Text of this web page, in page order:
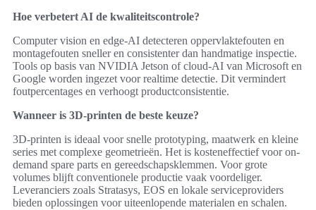
Hoe verbetert AI de kwaliteitscontrole?
Computer vision en edge-AI detecteren oppervlaktefouten en
montagefouten sneller en consistenter dan handmatige inspectie.
Tools op basis van NVIDIA Jetson of cloud-AI van Microsoft en
Google worden ingezet voor realtime detectie. Dit vermindert
foutpercentages en verhoogt productconsistentie.
Wanneer is 3D-printen de beste keuze?
3D-printen is ideaal voor snelle prototyping, maatwerk en kleine
series met complexe geometrieën. Het is kosteneffectief voor on-
demand spare parts en gereedschapsklemmen. Voor grote
volumes blijft conventionele productie vaak voordeliger.
Leveranciers zoals Stratasys, EOS en lokale serviceproviders
bieden oplossingen voor uiteenlopende materialen en schalen.